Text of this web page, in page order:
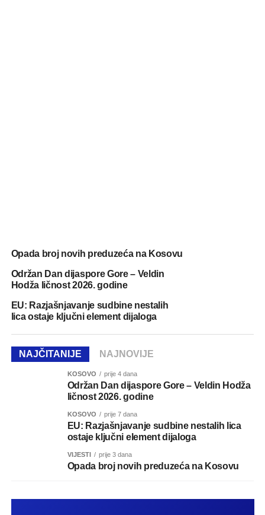
Opada broj novih preduzeća na Kosovu
Održan Dan dijaspore Gore – Veldin
Hodža ličnost 2026. godine
EU: Razjašnjavanje sudbine nestalih
lica ostaje ključni element dijaloga
NAJČITANIJE NAJNOVIJE
KOSOVO prije 4 dana
Održan Dan dijaspore Gore – Veldin Hodža
ličnost 2026. godine
KOSOVO prije 7 dana
EU: Razjašnjavanje sudbine nestalih lica
ostaje ključni element dijaloga
VIJESTI prije 3 dana
Opada broj novih preduzeća na Kosovu